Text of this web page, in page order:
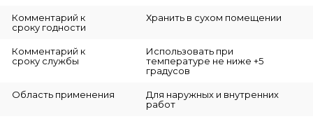
Комментарий к
сроку годности
Хранить в сухом помещении
Комментарий к
сроку службы
Использовать при
температуре не ниже +5
градусов
Область применения
Для наружных и внутренних
работ